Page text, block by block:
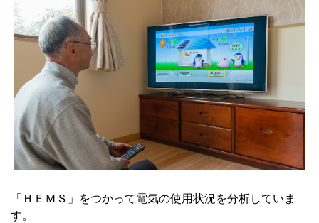
「ＨＥＭＳ」をつかって電気の使用状況を分析していま
す。